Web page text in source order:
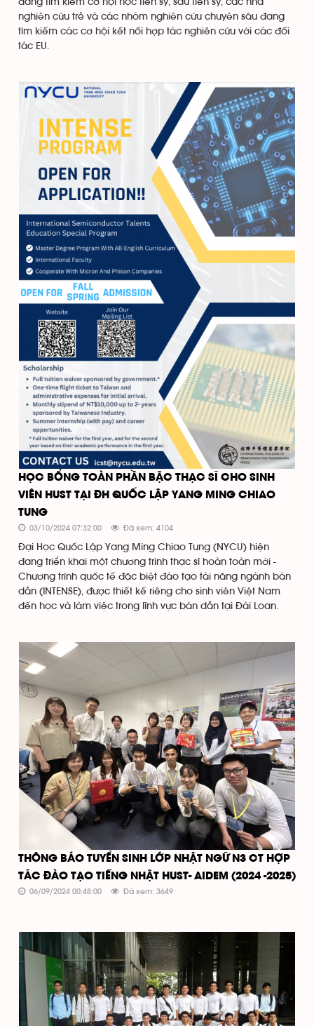
đang tìm kiếm cơ hội học tiến sỹ, sau tiến sỹ, các nhà
nghiên cứu trẻ và các nhóm nghiên cứu chuyên sâu đang
tìm kiếm các cơ hội kết nối hợp tác nghiên cứu với các đối
tác EU.
HỌC BỔNG TOÀN PHẦN BẬC THẠC SĨ CHO SINH
VIÊN HUST TẠI ĐH QUỐC LẬP YANG MING CHIAO
TUNG
03/10/2024 07:32:00 Đã xem: 4104
Đại Học Quốc Lập Yang Ming Chiao Tung (NYCU) hiện
đang triển khai một chương trình thạc sĩ hoàn toàn mới -
Chương trình quốc tế đặc biệt đào tạo tài năng ngành bán
dẫn (INTENSE), được thiết kế riêng cho sinh viên Việt Nam
đến học và làm việc trong lĩnh vực bán dẫn tại Đài Loan.
THÔNG BÁO TUYỂN SINH LỚP NHẬT NGỮ N3 CT HỢP
TÁC ĐÀO TẠO TIẾNG NHẬT HUST- AIDEM (2024 -2025)
06/09/2024 00:48:00 Đã xem: 3649